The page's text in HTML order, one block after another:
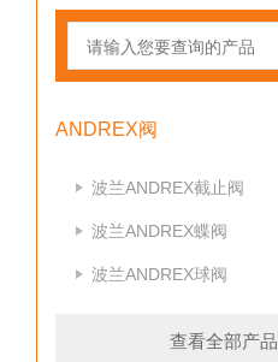
ANDREX阀
波兰ANDREX截止阀
波兰ANDREX蝶阀
波兰ANDREX球阀
查看全部产品